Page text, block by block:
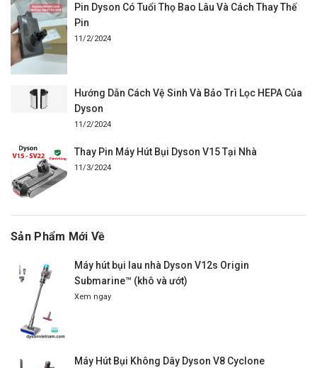
Pin Dyson Có Tuổi Thọ Bao Lâu Và Cách Thay Thế
Pin
11/2/2024
Hướng Dẫn Cách Vệ Sinh Và Bảo Trì Lọc HEPA Của
Dyson
11/2/2024
Thay Pin Máy Hút Bụi Dyson V15 Tại Nhà
11/3/2024
Sản Phẩm Mới Về
Máy hút bụi lau nhà Dyson V12s Origin
Submarine™ (khô và ướt)
Xem ngay
Máy Hút Bụi Không Dây Dyson V8 Cyclone